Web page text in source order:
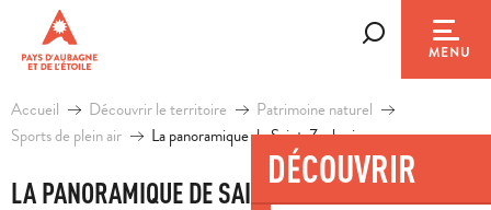
contenu
principal
MENU
DÉCOUVRIR
Accueil Découvrir le territoire
Patrimoine naturel
Sports de plein air
La panoramique de Saint-Zacharie
LA PANORAMIQUE DE SAINT-ZACHARIE